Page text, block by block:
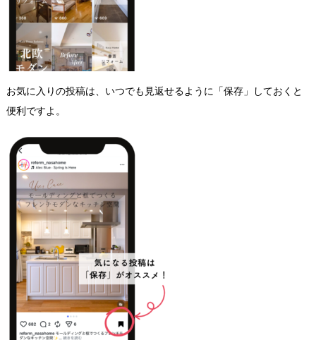
お気に入りの投稿は、いつでも見返せるように「保存」しておくと
便利ですよ。